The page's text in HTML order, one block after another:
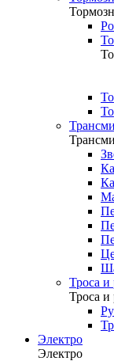
Троса
Троса
Электро
Электро